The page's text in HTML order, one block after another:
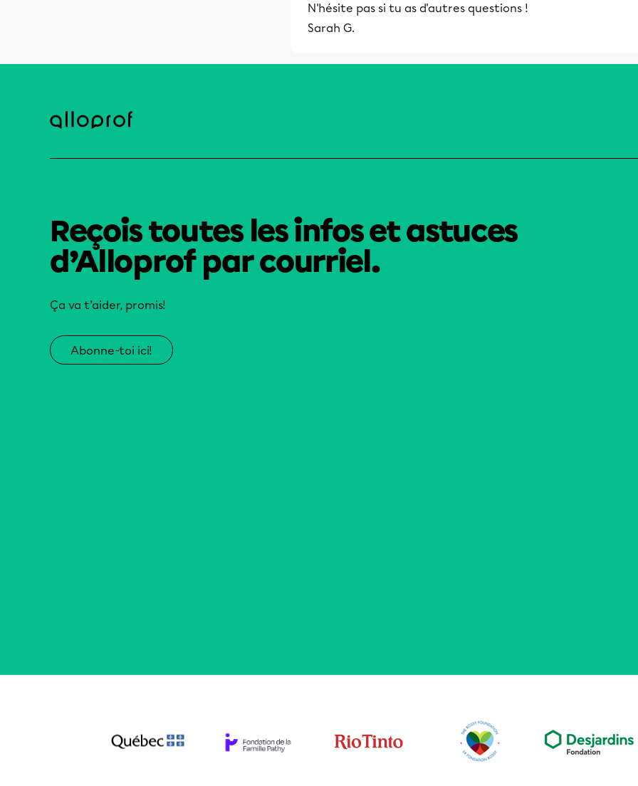
N'hésite pas si tu as d'autres questions !
Sarah G.
Reçois toutes les infos et astuces
d’Alloprof par courriel.
Ça va t’aider, promis!
Abonne-toi ici!